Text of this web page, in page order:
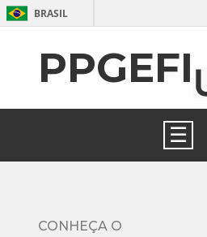
BRASIL
PPGEFI
☰
CONHEÇA O